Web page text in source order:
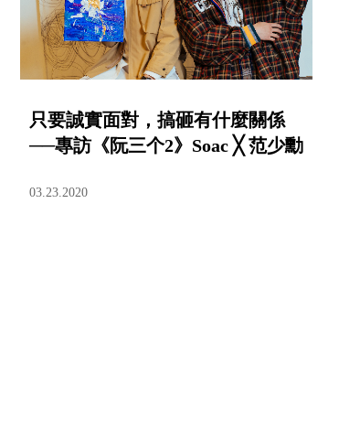
只要誠實面對，搞砸有什麼關係
──專訪《阮三个2》Soac ╳ 范少勳
03.23.2020